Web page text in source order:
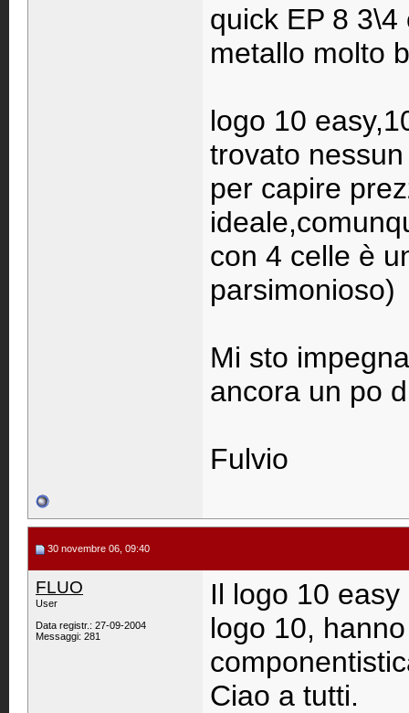
quick EP 8
metallo molto
logo 10
trovato
per capire
con 4 celle è
parsimonioso)
Mi sto
ancora un po
Fulvio
30 novembre 06, 09:40
FLUO
User
Data registr.: 27-09-2004
Messaggi: 281
Il logo 10
logo 10,
Ciao a tutti.